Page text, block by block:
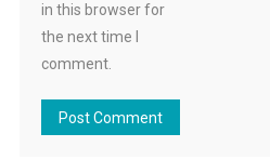
in this browser for
the next time I
comment.